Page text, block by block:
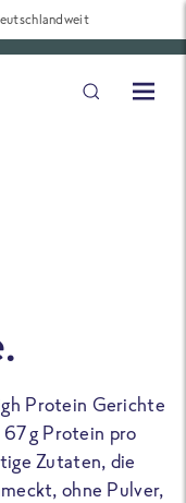
Protein Gerichte
g Protein pro
Zutaten, die
ohne Pulver,